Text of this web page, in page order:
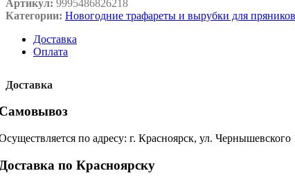
Артикул: 9995486826218
Категории: Новогодние трафареты и вырубки для пряников
Доставка
Оплата
Доставка
по адресу: г. Красноярск, ул.
по Красноярску